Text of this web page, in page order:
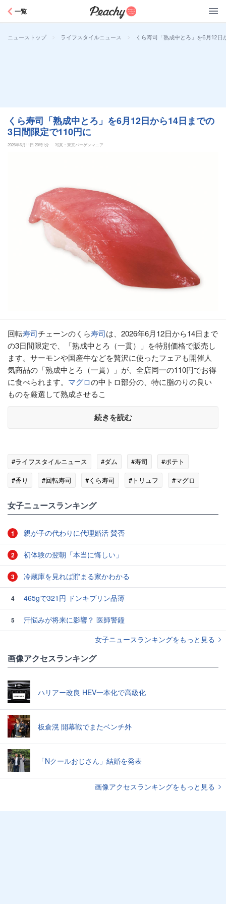
一覧
ニューストップ > ライフスタイルニュース > くら寿司「熟成中とろ」を6月12
くら寿司「熟成中とろ」を6月12日から14日までの
3日間限定で110円に
2026年6月11日 20時1分 写真：東京バーゲンマニア
回転寿司チェーンのくら寿司は、2026年6月12日から14日まで
の3日間限定で、「熟成中とろ（一貫）」を特別価格で販売し
ます。サーモンや国産牛などを贅沢に使ったフェアも開催人
気商品の「熟成中とろ（一貫）」が、全店同一の110円でお得
に食べられます。 マグロの中トロ部分の、特に脂のりの良い
ものを厳選して熟成させるこ
続きを読む
#ライフスタイルニュース #ダム #寿司
#ポテト
#香り
#回転寿司 #くら寿司 #トリュフ #マグロ
女子ニュースランキング
1 親が子の代わりに代理婚活 賛否
2 初体験の翌朝「本当に悔しい」
3 冷蔵庫を見れば貯まる家かわかる
4 465gで321円 ドンキプリン品薄
5
汗悩みが将来に影響？ 医師警鐘
女子ニュースランキングをもっと見る
画像アクセスランキング
ハリアー改良 HEV一本化で高級化
板倉滉 開幕戦でまたベンチ外
「Nクールおじさん」結婚を発表
画像アクセスランキングをもっと見る